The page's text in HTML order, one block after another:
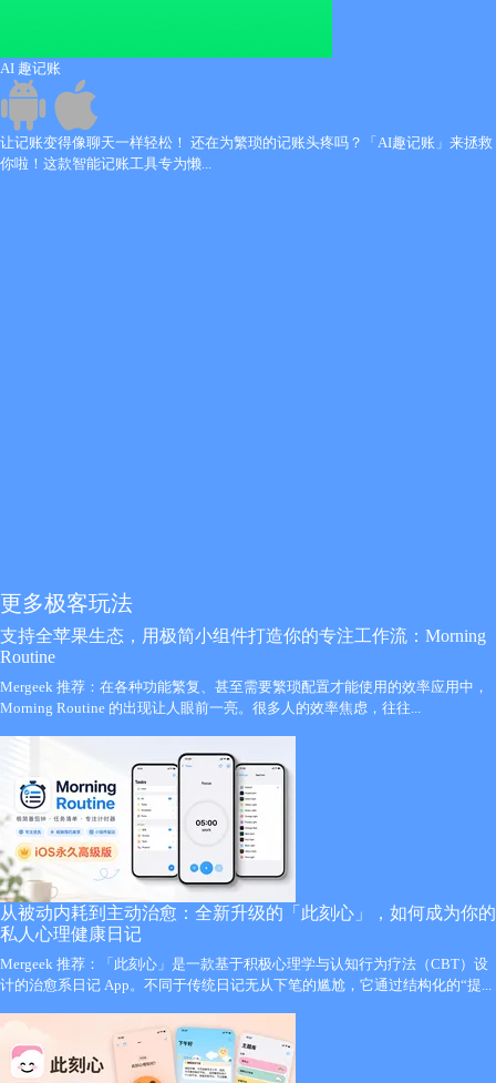
AI 趣记账
让记账变得像聊天一样轻松！ 还在为繁琐的记账头疼吗？「AI趣记账」来拯救
你啦！这款智能记账工具专为懒...
更多极客玩法
支持全苹果生态，用极简小组件打造你的专注工作流：Morning
Routine
Mergeek 推荐：在各种功能繁复、甚至需要繁琐配置才能使用的效率应用中，
Morning Routine 的出现让人眼前一亮。很多人的效率焦虑，往往...
从被动内耗到主动治愈：全新升级的「此刻心」，如何成为你的
私人心理健康日记
Mergeek 推荐：「此刻心」是一款基于积极心理学与认知行为疗法（CBT）设
计的治愈系日记 App。不同于传统日记无从下笔的尴尬，它通过结构化的“提...